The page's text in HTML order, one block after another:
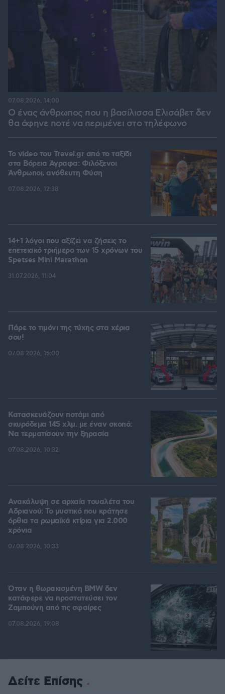
Ο ένας άνθρωπος που η βασίλισσα Ελισάβετ δεν
θα άφηνε ποτέ να περιμένει στο τηλέφωνο
07.08.2026, 14:00
To video του Travel.gr από το ταξίδι
στα Βόρεια Άγραφα: Φιλόξενοι
Άνθρωποι, ανόθευτη Φύση
07.08.2026, 12:38
14+1 λόγοι που αξίζει να ζήσεις το
επετειακό τριήμερο των 15 χρόνων του
Spetses Mini Marathon
31.07.2026, 11:04
Πάρε το τιμόνι της τύχης στα χέρια
σου!
07.08.2026, 15:00
Κατασκευάζουν ποτάμι από
σκυρόδεμα 145 χλμ. με έναν σκοπό:
Να τερματίσουν την ξηρασία
07.08.2026, 10:32
Ανακάλυψη σε αρχαία τουαλέτα του
Αδριανού: Το μυστικό που κράτησε
όρθια τα ρωμαϊκά κτίρια για 2.000
χρόνια
07.08.2026, 10:33
Όταν η θωρακισμένη BMW δεν
κατάφερε να προστατεύσει τον
Ζαμπούνη από τις σφαίρες
07.08.2026, 19:08
Δείτε Επίσης